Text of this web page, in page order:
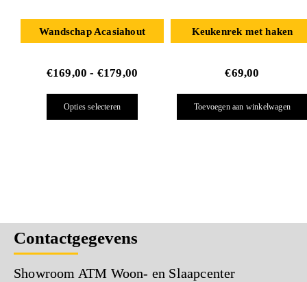
Wandschap Acasiahout
€169,00 - €179,00
Opties selecteren
Keukenrek met haken
€69,00
Toevoegen aan winkelwagen
Contactgegevens
Showroom ATM Woon- en Slaapcenter